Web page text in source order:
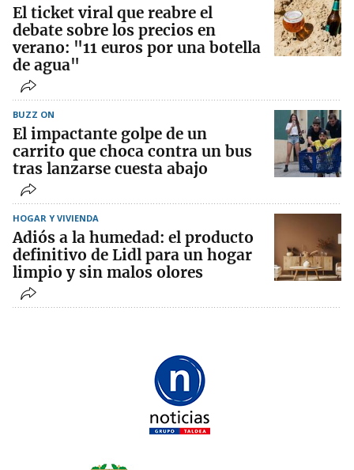
El ticket viral que reabre el
debate sobre los precios en
verano: "11 euros por una botella
de agua"
BUZZ ON
El impactante golpe de un
carrito que choca contra un bus
tras lanzarse cuesta abajo
HOGAR Y VIVIENDA
Adiós a la humedad: el producto
definitivo de Lidl para un hogar
limpio y sin malos olores